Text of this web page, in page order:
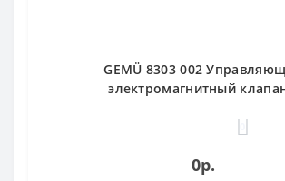
GEMÜ 8303 002
электромагнитный
0р.